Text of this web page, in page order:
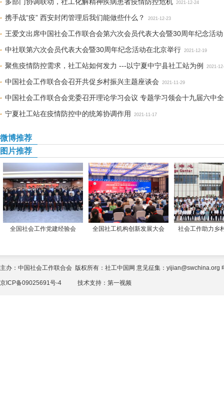
2021-12-24
携手战“疫” 西安封闭管理后我们能做些什么？ 2021-12-23
王爱文出席中国社会工作联合会第六次会员代表大会暨30周年纪念活动
中社联第六次会员代表大会暨30周年纪念活动在北京举行 2021-12-19
聚焦疫情防控需求，社工站如何发力 ---以宁夏中宁县社工站为例 2021-
中国社会工作联合会召开共促乡村振兴主题座谈会 2021-11-29
中国社会工作联合会党委召开理论学习会议 专题学习领会十九届六中
宁夏社工站在疫情防控中的统筹协调作用
2021-11-17
微博推荐
图片推荐
全国社会工作党建经验会 全国社工机构创新发展大会 社会工作助力乡
主办：中国社会工作联合会 版权所有：社工中国网 意见征集：yijian@swchina.org
京ICP备09025691号-4 技术支持： 第一视频